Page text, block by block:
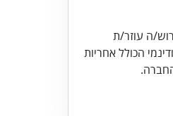
ה עוזר/ת
הכולל אחריות